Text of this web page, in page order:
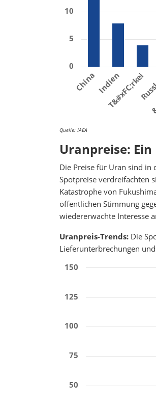
ChinaIndien
T&#xFC;rkei
0
5
10
Quelle: IAEA
Uranpreise:
Die Preise für Uran sind in
Spotpreise verdreifachten
Katastrophe von
öffentlichen Stimmung
wiedererwachte Interesse
Uranpreis-Trends: Die
Lieferunterbrechungen
50
75
100
125
150